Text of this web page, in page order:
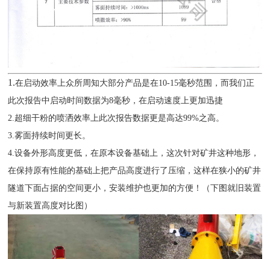
1.在启动效率上众所周知大部分产品是在10-15毫秒范围，而我们正
此次报告中启动时间数据为8毫秒，在启动速度上更加迅捷
2.超细干粉的喷洒效率上此次报告数据更是高达99%之高。
3.雾面持续时间更长。
4.设备外形高度更低，在原本设备基础上，这次针对矿井这种地形，
在保持原有性能的基础上把产品高度进行了压缩，这样在狭小的矿井
隧道下面占据的空间更小，安装维护也更加的方便！（下图就旧装置
与新装置高度对比图）